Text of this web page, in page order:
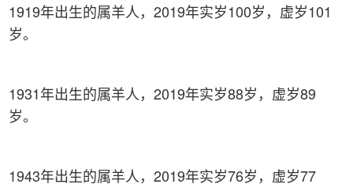
1919年出生的属羊人，2019年实岁100岁，虚岁101
岁。
1931年出生的属羊人，2019年实岁88岁，虚岁89
岁。
1943年出生的属羊人，2019年实岁76岁，虚岁77